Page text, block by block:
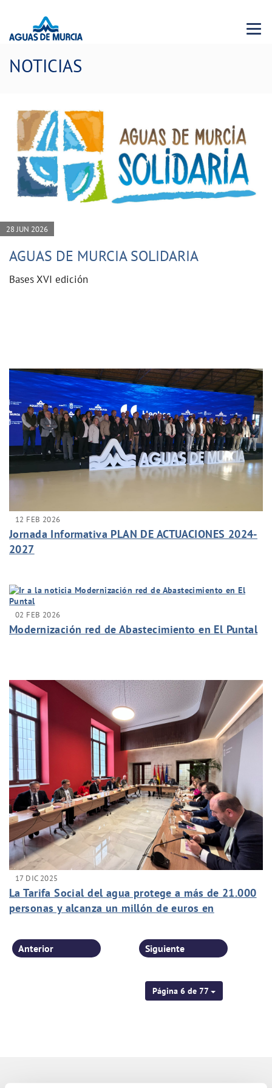
Menu
NOTICIAS
28 JUN 2026
AGUAS DE MURCIA SOLIDARIA
Bases XVI edición
12 FEB 2026
Jornada Informativa PLAN DE ACTUACIONES 2024-
2027
02 FEB 2026
Modernización red de Abastecimiento en El Puntal
17 DIC 2025
La Tarifa Social del agua protege a más de 21.000
personas y alcanza un millón de euros en
Página 6 de 77
Anterior Siguiente